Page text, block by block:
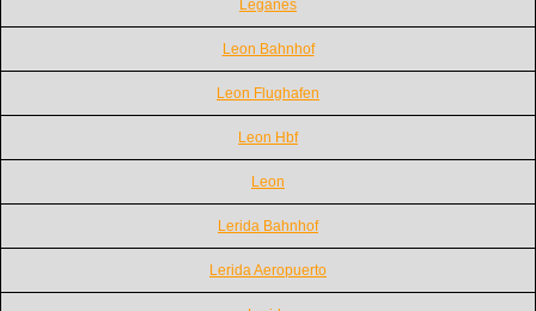
Leganes
Leon Bahnhof
Leon Flughafen
Leon Hbf
Leon
Lerida Bahnhof
Lerida Aeropuerto